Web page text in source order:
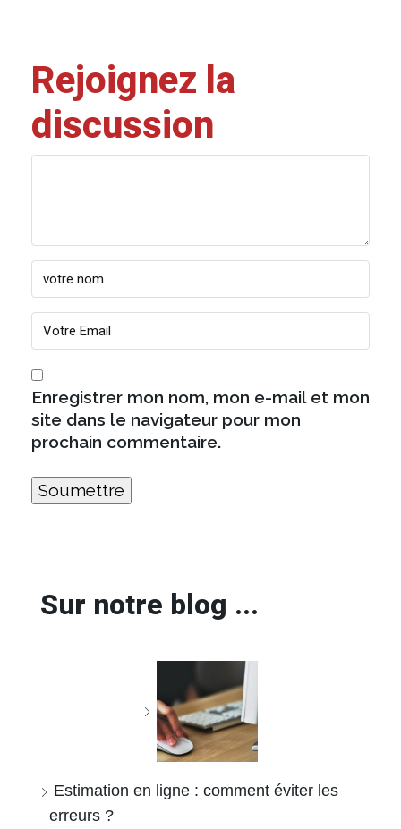
Rejoignez la
discussion
Enregistrer mon nom, mon e-mail et mon
site dans le navigateur pour mon
prochain commentaire.
Sur notre blog ...
Estimation en ligne : comment éviter les
erreurs ?